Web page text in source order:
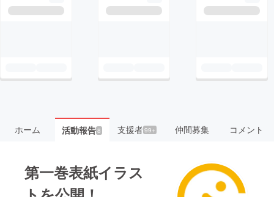
ホーム 活動報告8 支援者99+ 仲間募集 コメント
第一巻表紙イラス